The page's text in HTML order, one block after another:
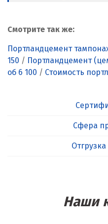
Смотрите так же:
Портландцемент
150 / Портландцемент
об 6 100 / Стоимость
Сфера
Наши